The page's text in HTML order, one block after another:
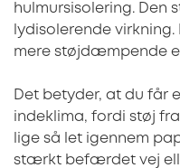
hulmursisolering. Den
lydisolerende
mere støjdæmpende
Det betyder, at du får
indeklima, fordi støj
lige så let igennem
stærkt befærdet vej